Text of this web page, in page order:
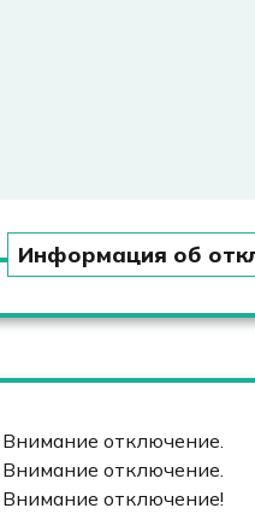
Информация об
Внимание отключение.
Внимание отключение.
Внимание отключение!